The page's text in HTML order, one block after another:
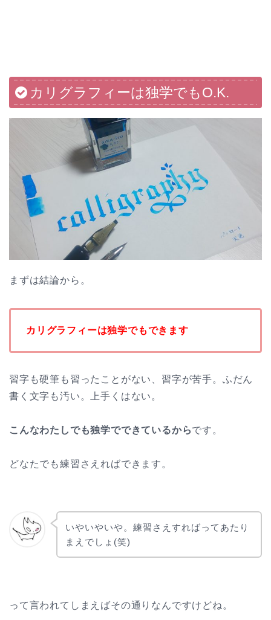
カリグラフィーは独学でもO.K.
まずは結論から。
カリグラフィーは独学でもできます
習字も硬筆も習ったことがない、習字が苦手。ふだん
書く文字も汚い。上手くはない。
こんなわたしでも独学でできているからです。
どなたでも練習さえればできます。
いやいやいや。練習さえすればってあたり
まえでしょ(笑)
って言われてしまえばその通りなんですけどね。